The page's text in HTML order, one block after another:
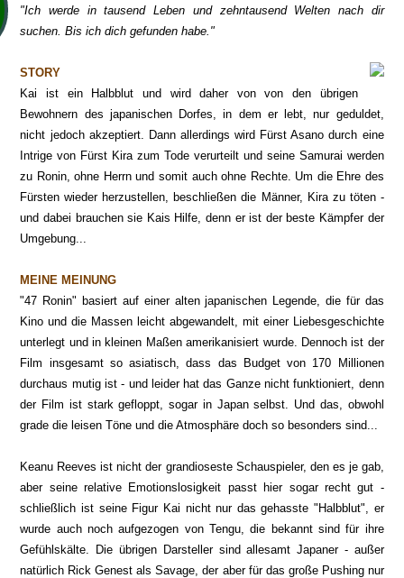
"Ich werde in tausend Leben und zehntausend Welten nach dir
suchen. Bis ich dich gefunden habe."
STORY
Kai ist ein Halbblut und wird daher von von den übrigen
Bewohnern des japanischen Dorfes, in dem er lebt, nur geduldet,
nicht jedoch akzeptiert. Dann allerdings wird Fürst Asano durch eine
Intrige von Fürst Kira zum Tode verurteilt und seine Samurai werden
zu Ronin, ohne Herrn und somit auch ohne Rechte. Um die Ehre des
Fürsten wieder herzustellen, beschließen die Männer, Kira zu töten -
und dabei brauchen sie Kais Hilfe, denn er ist der beste Kämpfer der
Umgebung...
MEINE MEINUNG
"47 Ronin" basiert auf einer alten japanischen Legende, die für das
Kino und die Massen leicht abgewandelt, mit einer Liebesgeschichte
unterlegt und in kleinen Maßen amerikanisiert wurde. Dennoch ist der
Film insgesamt so asiatisch, dass das Budget von 170 Millionen
durchaus mutig ist - und leider hat das Ganze nicht funktioniert, denn
der Film ist stark gefloppt, sogar in Japan selbst. Und das, obwohl
grade die leisen Töne und die Atmosphäre doch so besonders sind...
Keanu Reeves ist nicht der grandioseste Schauspieler, den es je gab,
aber seine relative Emotionslosigkeit passt hier sogar recht gut -
schließlich ist seine Figur Kai nicht nur das gehasste "Halbblut", er
wurde auch noch aufgezogen von Tengu, die bekannt sind für ihre
Gefühlskälte. Die übrigen Darsteller sind allesamt Japaner - außer
natürlich Rick Genest als Savage, der aber für das große Pushing nur